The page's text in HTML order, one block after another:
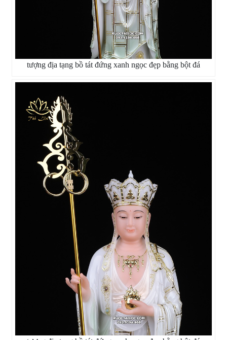
tượng địa tạng bồ tát đứng xanh ngọc đẹp bằng bột đá